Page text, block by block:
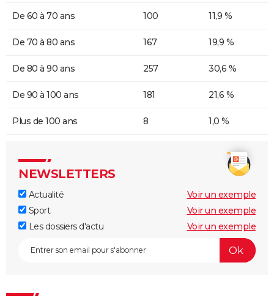
De 60 à 70 ans 100 11,9 %
De 70 à 80 ans 167 19,9 %
De 80 à 90 ans 257 30,6 %
De 90 à 100 ans 181 21,6 %
Plus de 100 ans 8 1,0 %
NEWSLETTERS
Actualité
Voir un exemple
Sport
Voir un exemple
Les dossiers d'actu
Voir un exemple